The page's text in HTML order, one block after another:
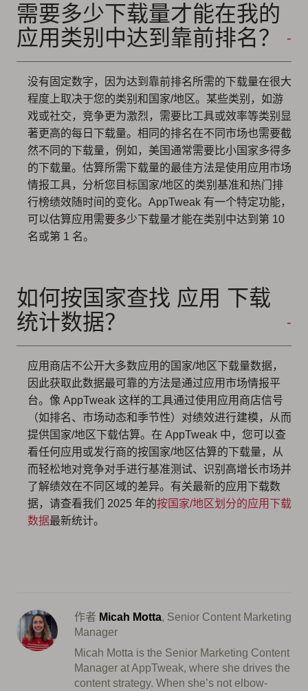
需要多少下载量才能在我的
应用类别中达到靠前排名？
没有固定数字，因为达到靠前排名所需的下载量在很大
程度上取决于您的类别和国家/地区。某些类别，如游
戏或社交，竞争更为激烈，需要比工具或效率等类别显
著更高的每日下载量。相同的排名在不同市场也需要截
然不同的下载量，例如，美国通常需要比小国家多得多
的下载量。估算所需下载量的最佳方法是使用应用市场
情报工具，分析您目标国家/地区的类别基准和热门排
行榜绩效随时间的变化。AppTweak 有一个特定功能，
可以估算应用需要多少下载量才能在类别中达到第 10
名或第 1 名。
如何按国家查找 应用 下载
统计数据？
应用商店不公开大多数应用的国家/地区下载量数据，
因此获取此数据最可靠的方法是通过应用市场情报平
台。像 AppTweak 这样的工具通过使用应用商店信号
（如排名、市场动态和季节性）对绩效进行建模，从而
提供国家/地区下载估算。在 AppTweak 中，您可以查
看任何应用或发行商的按国家/地区估算的下载量，从
而轻松地对竞争对手进行基准测试、识别高增长市场并
了解绩效在不同区域的差异。有关最新的应用下载数
据，请查看我们 2025 年的按国家/地区划分的应用下载
数据最新统计。
作者 Micah Motta, Senior Content Marketing
Manager
Micah Motta is the Senior Marketing Content
Manager at AppTweak, where she drives the
content strategy. When she’s not elbow-